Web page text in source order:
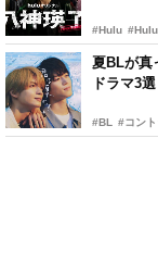
#Hulu
夏BLが真
ドラマ3選
#BL #コント